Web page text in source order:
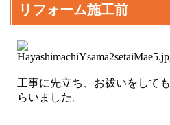
リフォーム施工前
工事に先立ち、お祓いをしても
らいました。